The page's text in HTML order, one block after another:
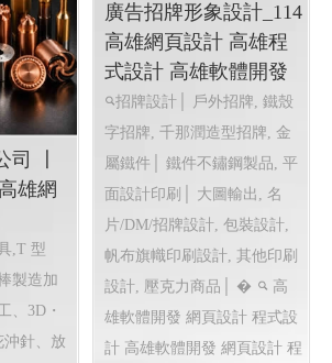
司 〡
雄網
,T 型
製造加
、3D・
沖針、放
廣告招牌形象設計_114
高雄網頁設計 高雄程
式設計 高雄軟體開發
招牌設計│ 戶外招牌, 鐵殼
字招牌, 千那潤造型招牌, 金
屬鐵件│ 鐵件不鏽鋼製品, 平
面設計印刷│ 大圖輸出, 名
片/DM/招牌設計, 包裝設計,
帆布旗幟印刷設計, 其他印刷
設計, 壓克力商品│ �
高
雄軟體開發 網頁設計 程式設
計 高雄軟體開發 網頁設計 程